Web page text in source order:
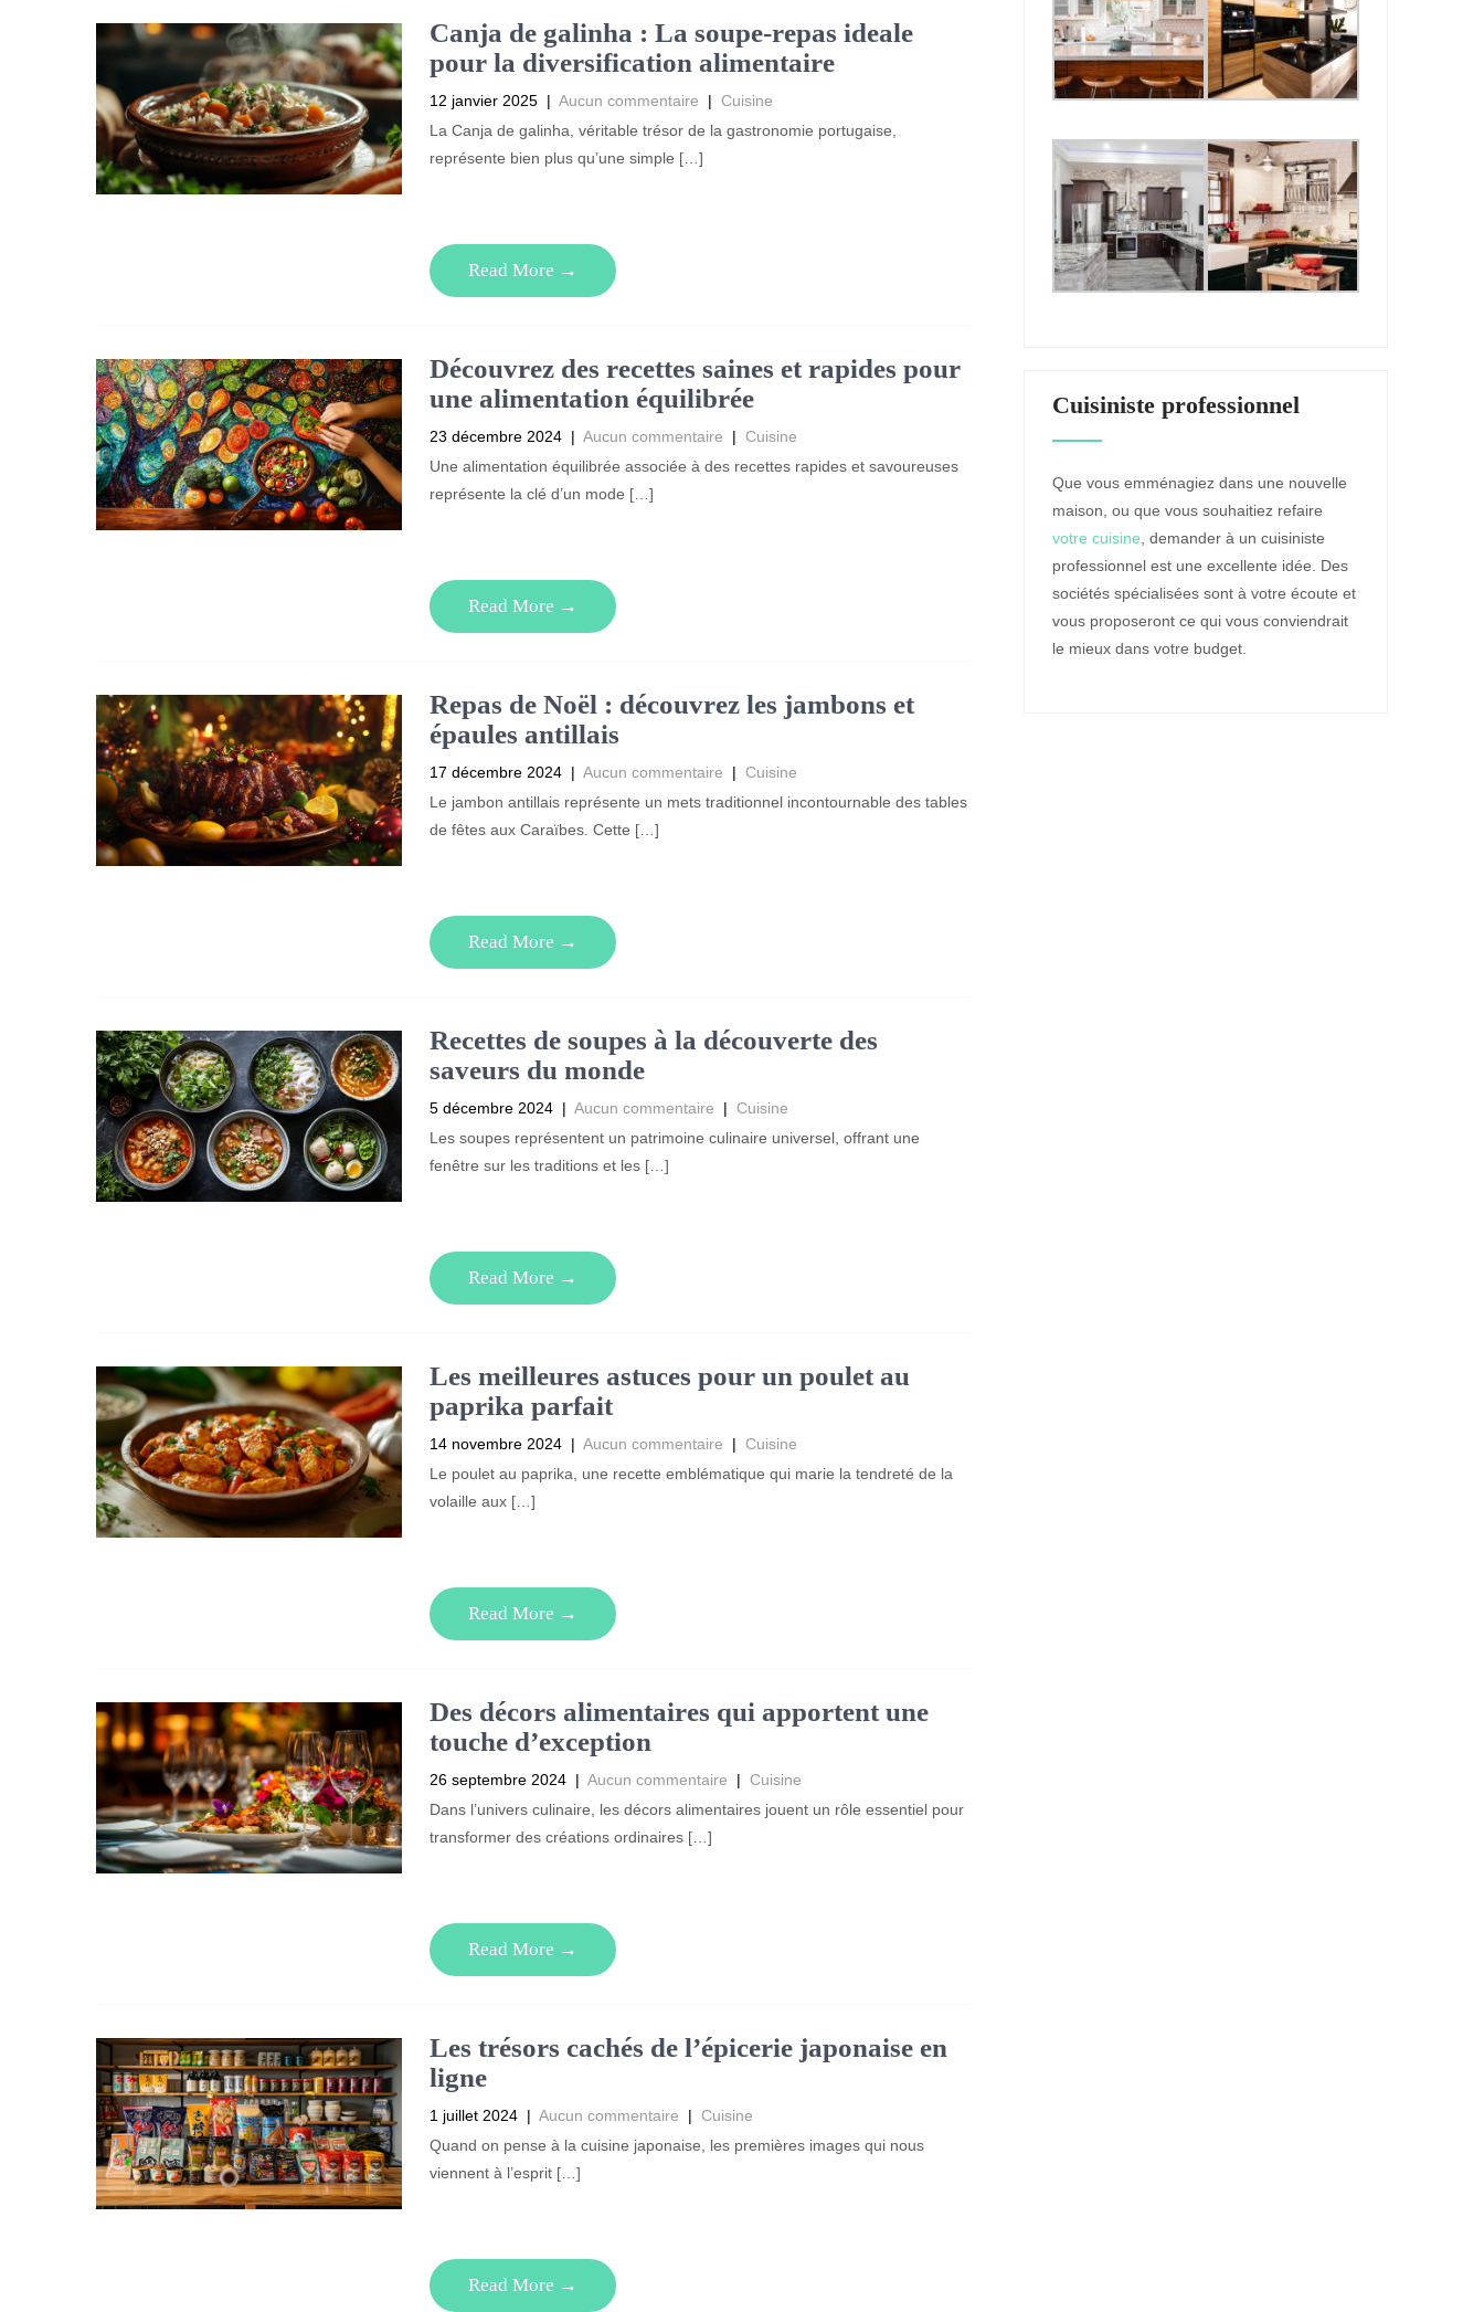
Canja de galinha : La soupe-repas ideale
pour la diversification alimentaire
12 janvier 2025 | Aucun commentaire | Cuisine
La Canja de galinha, véritable trésor de la gastronomie portugaise,
représente bien plus qu’une simple […]
Read More →
Découvrez des recettes saines et rapides pour
une alimentation équilibrée
23 décembre 2024 | Aucun commentaire | Cuisine
Une alimentation équilibrée associée à des recettes rapides et savoureuses
représente la clé d’un mode […]
Read More →
Repas de Noël : découvrez les jambons et
épaules antillais
17 décembre 2024 | Aucun commentaire | Cuisine
Le jambon antillais représente un mets traditionnel incontournable des tables
de fêtes aux Caraïbes. Cette […]
Read More →
Recettes de soupes à la découverte des
saveurs du monde
5 décembre 2024 | Aucun commentaire | Cuisine
Les soupes représentent un patrimoine culinaire universel, offrant une
fenêtre sur les traditions et les […]
Read More →
Les meilleures astuces pour un poulet au
paprika parfait
14 novembre 2024 | Aucun commentaire | Cuisine
Le poulet au paprika, une recette emblématique qui marie la tendreté de la
volaille aux […]
Read More →
Des décors alimentaires qui apportent une
touche d’exception
26 septembre 2024 | Aucun commentaire | Cuisine
Dans l’univers culinaire, les décors alimentaires jouent un rôle essentiel pour
transformer des créations ordinaires […]
Read More →
Les trésors cachés de l’épicerie japonaise en
ligne
1 juillet 2024 | Aucun commentaire | Cuisine
Quand on pense à la cuisine japonaise, les premières images qui nous
viennent à l’esprit […]
Read More →
Cuisiniste professionnel
Que vous emménagiez dans une nouvelle
maison, ou que vous souhaitiez refaire
votre cuisine, demander à un cuisiniste
professionnel est une excellente idée. Des
sociétés spécialisées sont à votre écoute et
vous proposeront ce qui vous conviendrait
le mieux dans votre budget.